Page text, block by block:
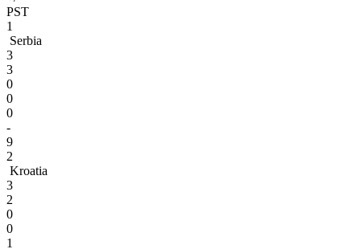
PST
1
Serbia
3
3
0
0
0
-
9
2
Kroatia
3
2
0
0
1